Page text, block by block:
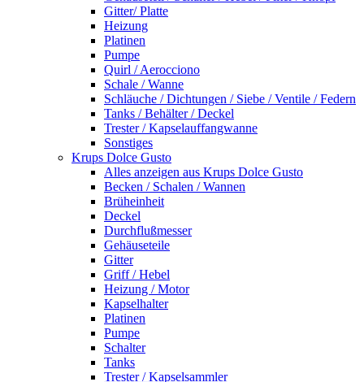
Gitter/ Platte
Heizung
Platinen
Pumpe
Quirl / Aerocciono
Schale / Wanne
Schläuche / Dichtungen / Siebe / Ventile / Federn
Tanks / Behälter / Deckel
Trester / Kapselauffangwanne
Sonstiges
Krups Dolce Gusto
Alles anzeigen aus Krups Dolce Gusto
Becken / Schalen / Wannen
Brüheinheit
Deckel
Durchflußmesser
Gehäuseteile
Gitter
Griff / Hebel
Heizung / Motor
Kapselhalter
Platinen
Pumpe
Schalter
Tanks
Trester / Kapselsammler